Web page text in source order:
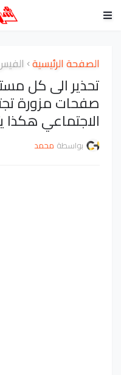
الصفحة الرئيسية
تحذير الى كل
صفحات مزورة
الاجتماعي هكذا
بواسطة محمد